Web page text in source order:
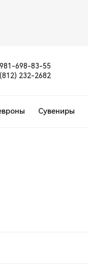
698-83-55
232-2682
Сувениры